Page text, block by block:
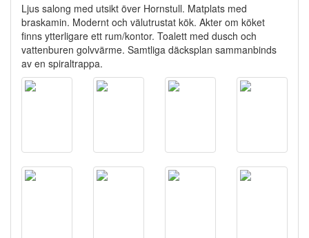
Ljus salong med utsikt över Hornstull. Matplats med
braskamin. Modernt och välutrustat kök. Akter om köket
finns ytterligare ett rum/kontor. Toalett med dusch och
vattenburen golvvärme. Samtliga däcksplan sammanbinds
av en spiraltrappa.